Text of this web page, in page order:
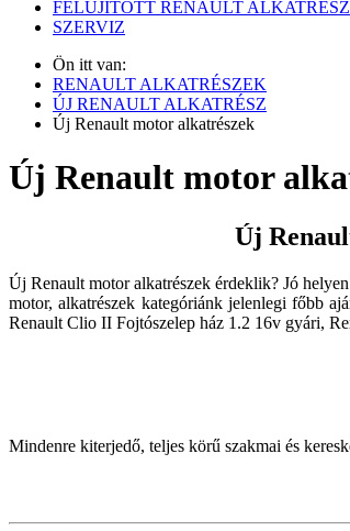
FELÚJÍTOTT RENAULT ALKATRÉSZ
SZERVIZ
Ön itt van:
RENAULT ALKATRÉSZEK
ÚJ RENAULT ALKATRÉSZ
Új Renault motor alkatrészek
Új Renault motor
Új
Új Renault motor alkatrészek érdeklik? Jó
motor, alkatrészek kategóriánk jelenlegi főbb
Renault Clio II Fojtószelep ház 1.2 16v gyári,
Mindenre kiterjedő, teljes körű szakmai és